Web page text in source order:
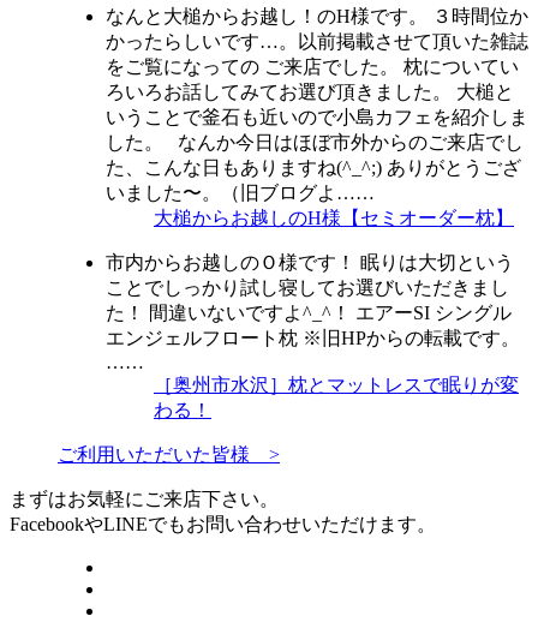
なんと大槌からお越し！のH様です。 ３時間位か
かったらしいです…。以前掲載させて頂いた雑誌
をご覧になっての ご来店でした。 枕についてい
ろいろお話してみてお選び頂きました。 大槌と
いうことで釜石も近いので小島カフェを紹介しま
した。 なんか今日はほぼ市外からのご来店でし
た、こんな日もありますね(^_^;) ありがとうござ
いました〜。（旧ブログよ……
大槌からお越しのH様【セミオーダー枕】
市内からお越しのＯ様です！ 眠りは大切という
ことでしっかり試し寝してお選びいただきまし
た！ 間違いないですよ^_^！ エアーSI シングル
エンジェルフロート枕 ※旧HPからの転載です。
……
［奥州市水沢］枕とマットレスで眠りが変
わる！
ご利用いただいた皆様 >
まずはお気軽にご来店下さい。
FacebookやLINEでもお問い合わせいただけます。